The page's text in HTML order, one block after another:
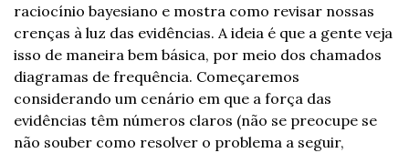
raciocínio bayesiano e mostra como revisar nossas
crenças à luz das evidências. A ideia é que a gente veja
isso de maneira bem básica, por meio dos chamados
diagramas de frequência. Começaremos
considerando um cenário em que a força das
evidências têm números claros (não se preocupe se
não souber como resolver o problema a seguir,